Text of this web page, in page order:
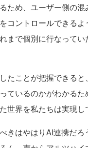
ため、ユーザー側の
コントロールできる
まで個別に行なって
たことが把握できる
ているのかがわかる
世界を私たちは実現し
きはやはりAI連携だ